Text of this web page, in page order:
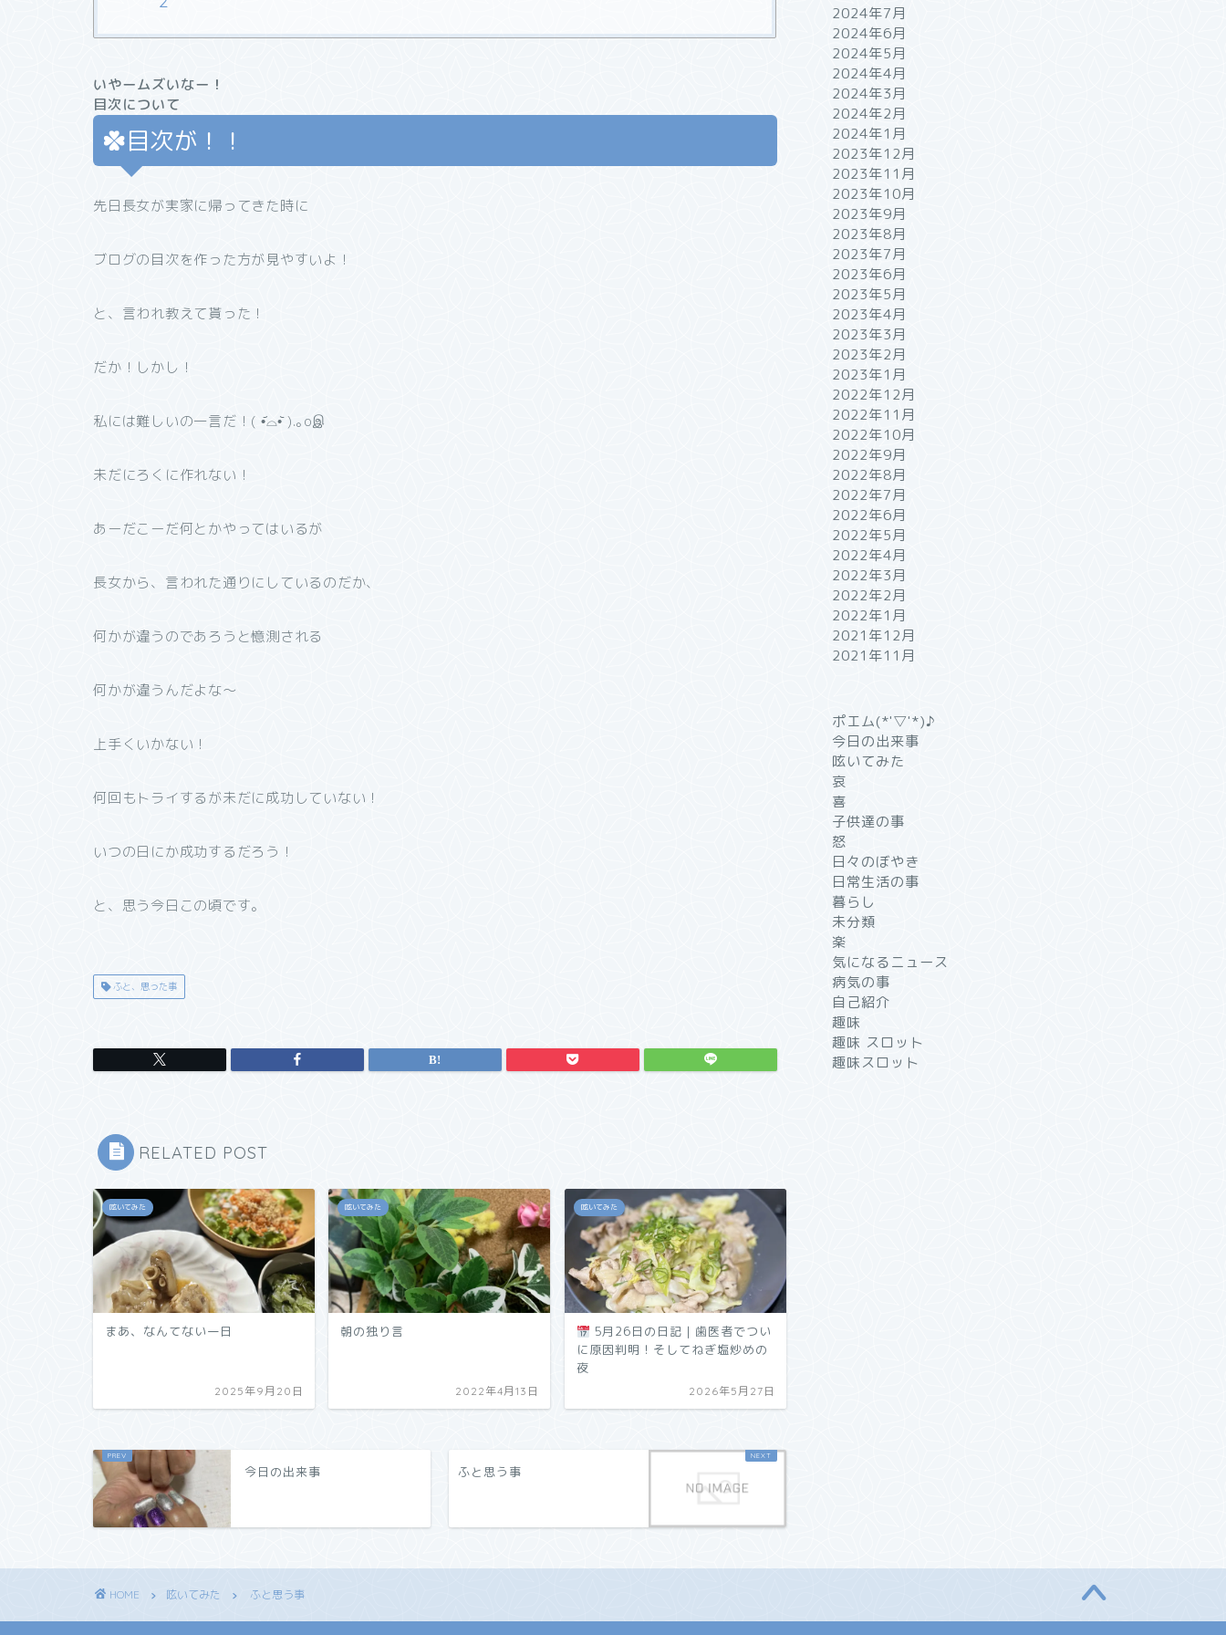
いやームズいなー！
目次について
目次が！！
先日長女が実家に帰ってきた時に
ブログの目次を作った方が見やすいよ！
と、言われ教えて貰った！
だか！しかし！
私には難しいの一言だ！( •᷄⌓•᷅ ).｡oஇ
未だにろくに作れない！
あーだこーだ何とかやってはいるが
長女から、言われた通りにしているのだか、
何かが違うのであろうと憶測される
何かが違うんだよな〜
上手くいかない！
何回もトライするが未だに成功していない！
いつの日にか成功するだろう！
と、思う今日この頃です。
ふと、思った事
RELATED POST
呟いてみた
まあ、なんてない一日
2025年9月20日
呟いてみた
朝の独り言
2022年4月13日
呟いてみた
5月26日の日記｜歯医者でつい
に原因判明！そしてねぎ塩炒めの
夜
2026年5月27日
今日の出来事 ふと思う事
2024年7月
2024年6月
2024年5月
2024年4月
2024年3月
2024年2月
2024年1月
2023年12月
2023年11月
2023年10月
2023年9月
2023年8月
2023年7月
2023年6月
2023年5月
2023年4月
2023年3月
2023年2月
2023年1月
2022年12月
2022年11月
2022年10月
2022年9月
2022年8月
2022年7月
2022年6月
2022年5月
2022年4月
2022年3月
2022年2月
2022年1月
2021年12月
2021年11月
ポエム(*'▽'*)♪
今日の出来事
呟いてみた
哀
喜
子供達の事
怒
日々のぼやき
日常生活の事
暮らし
未分類
楽
気になるニュース
病気の事
自己紹介
趣味
趣味 スロット
趣味スロット
HOME 呟いてみた ふと思う事